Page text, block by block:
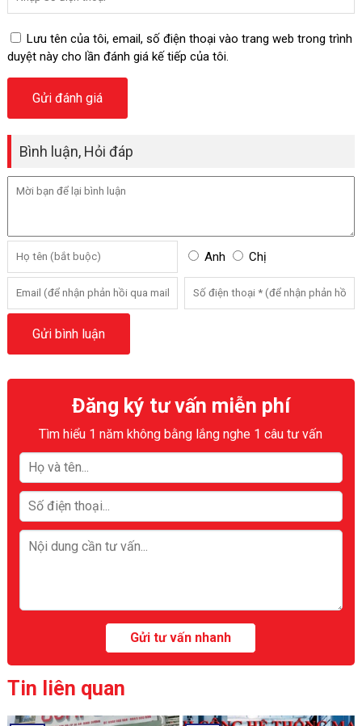
Lưu tên của tôi, email, số điện thoại vào trang web trong trình
duyệt này cho lần đánh giá kế tiếp của tôi.
Bình luận, Hỏi đáp
Anh Chị
Đăng ký tư vấn miễn phí
Tìm hiểu 1 năm không bằng lắng nghe 1 câu tư vấn
Tin liên quan